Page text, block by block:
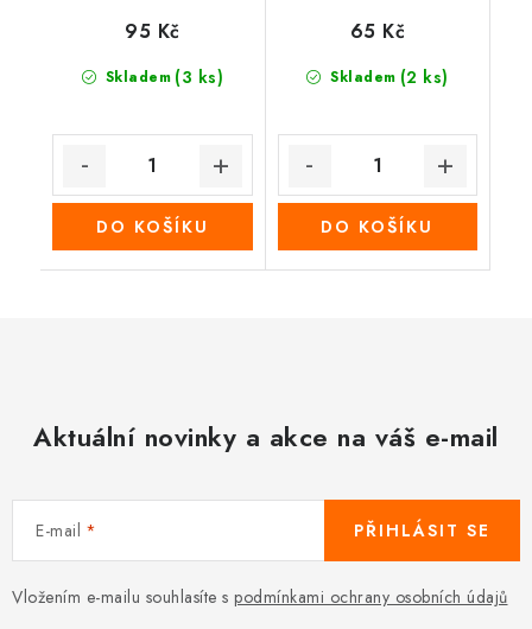
Skladem (3 ks)
95 Kč
DO KOŠÍKU
Skladem (2 ks)
65 Kč
DO KOŠÍKU
Aktuální novinky a akce na váš e-mail
E-mail
Vložením e-mailu souhlasíte s podmínkami ochrany osobních údajů
PŘIHLÁSIT SE